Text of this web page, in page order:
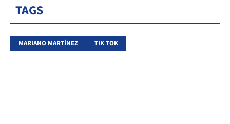
TAGS
MARIANO MARTÍNEZ TIK TOK